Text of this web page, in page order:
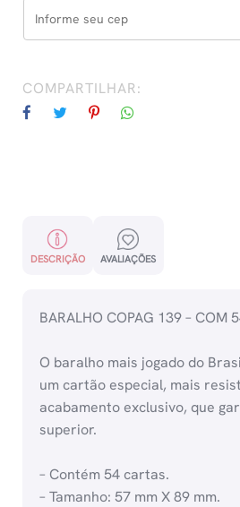
COMPARTILHAR:
DESCRIÇÃO AVALIAÇÕES
BARALHO COPAG 139 – COM
O baralho mais jogado do
um cartão especial, mais
acabamento exclusivo, que
superior.
– Contém 54 cartas.
– Tamanho: 57 mm X 89 mm.